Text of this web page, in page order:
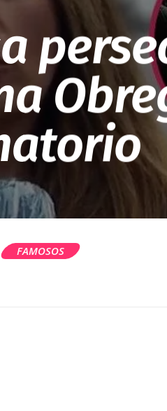
FAMOSOS